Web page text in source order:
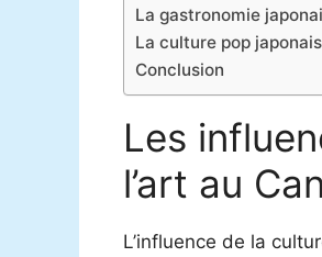
La gastronomie
La culture pop
Conclusion
Les
l’art au
L’influence de la